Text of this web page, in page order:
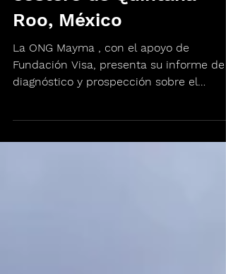
costero de Quintana
Roo, México
La ONG Mayma , con el apoyo de